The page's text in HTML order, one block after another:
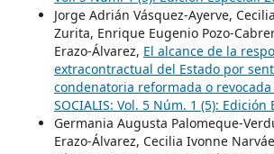
Jorge Adrián Vásquez-Ayerve,
Zurita, Enrique Eugenio Pozo-
Erazo-Álvarez, El alcance de la
extracontractual del Estado por
condenatoria reformada o revocada
SOCIALIS: Vol. 5 Núm. 1 (5): Edición
Germania Augusta Palomeque-
Erazo-Álvarez, Cecilia Ivonne